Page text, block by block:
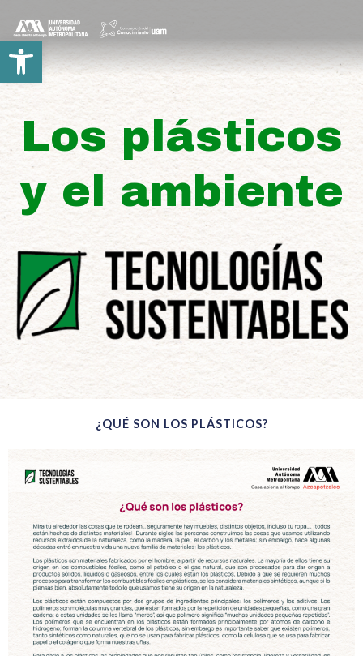
Open toolbar
contenido
Los plásticos
y el ambiente
¿QUÉ SON LOS PLÁSTICOS?